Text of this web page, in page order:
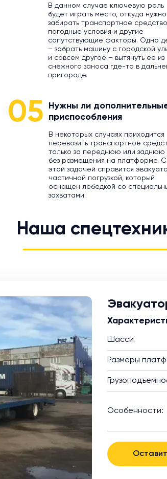
В данном случае ключевую роль
будет играть место, откуда нужно
забирать транспортное
погодные условия и другие
сопутствующие факторы. Одно
– забрать машину с городской
и совсем другое – вытянуть ее из
снежного заноса где-то в
пригороде.
05
Нужны ли
приспособления
В некоторых случаях приходится
перевозить транспортное
только за переднюю или заднюю
без размещения на платформе. С
этой задачей справится
частичной погрузкой, который
оснащен лебедкой со
захватами.
Наша
Шасси
Размеры
Особенности: